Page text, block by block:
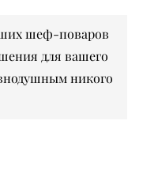
шеф-поваров
для вашего
никого